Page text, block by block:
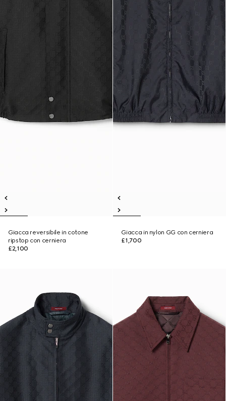
Giacca reversibile in cotone
ripstop con cerniera
£2,100
Giacca in nylon GG con cerniera
£1,700